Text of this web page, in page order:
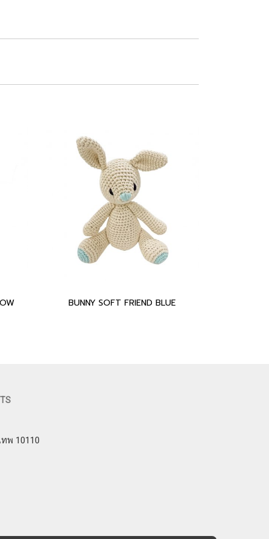
BUNNY SOFT FRIEND BLUE
พ 10110